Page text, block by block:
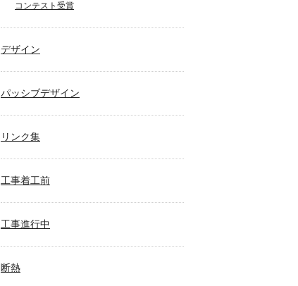
コンテスト受賞
デザイン
パッシブデザイン
リンク集
工事着工前
工事進行中
断熱